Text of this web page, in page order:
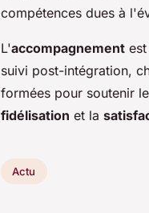
compétences dues à
L'accompagnement
suivi post-intégration,
formées pour soutenir
fidélisation et la
Actu